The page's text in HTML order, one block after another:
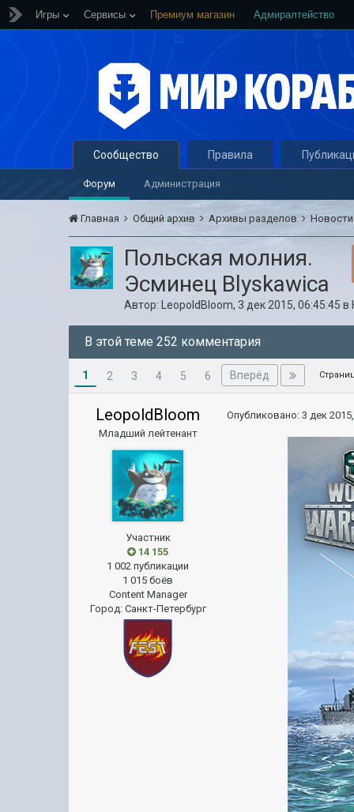
Игры Сервисы Премиум магазин Адмиралтейство
Сообщество
Форум Администрация
Правила
Главная Общий архив Архивы разделов
Польская молния.
Эсминец Blyskawica
Автор: LeopoldBloom,3 дек 2015, 06:45:45 в
В этой теме 252 комментария
1 2 3 4 5 6 Вперёд
LeopoldBloom
Младший лейтенант
Участник
14 155
1 002 публикации
1 015 боёв
Content Manager
Город: Санкт-Петербург
Опубликовано:3 дек